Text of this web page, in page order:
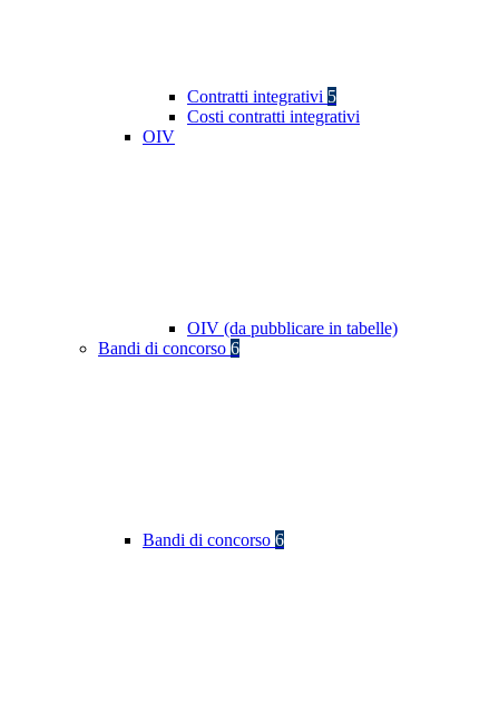
Contratti integrativi 5
Costi contratti integrativi
OIV
OIV (da pubblicare in tabelle)
Bandi di concorso 6
Bandi di concorso 6